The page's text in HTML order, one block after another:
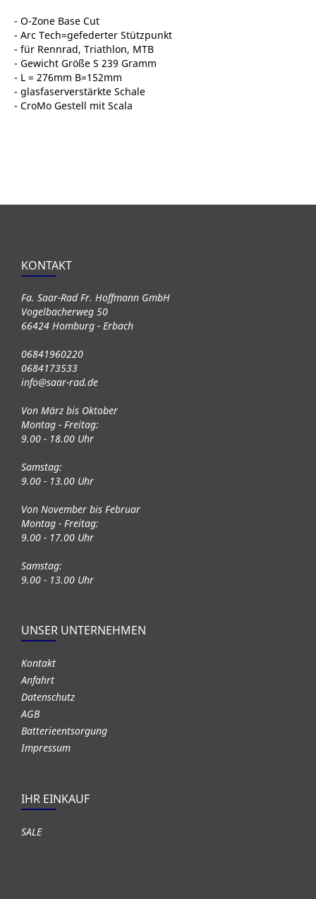
- O-Zone Base Cut
- Arc Tech=gefederter Stützpunkt
- für Rennrad, Triathlon, MTB
- Gewicht Größe S 239 Gramm
- L = 276mm B=152mm
- glasfaserverstärkte Schale
- CroMo Gestell mit Scala
KONTAKT
Fa. Saar-Rad Fr. Hoffmann GmbH
Vogelbacherweg 50
66424 Homburg - Erbach
06841960220
0684173533
info@saar-rad.de
Von März bis Oktober
Montag - Freitag:
9.00 - 18.00 Uhr
Samstag:
9.00 - 13.00 Uhr
Von November bis Februar
Montag - Freitag:
9.00 - 17.00 Uhr
Samstag:
9.00 - 13.00 Uhr
UNSER UNTERNEHMEN
Kontakt
Anfahrt
Datenschutz
AGB
Batterieentsorgung
Impressum
IHR EINKAUF
SALE